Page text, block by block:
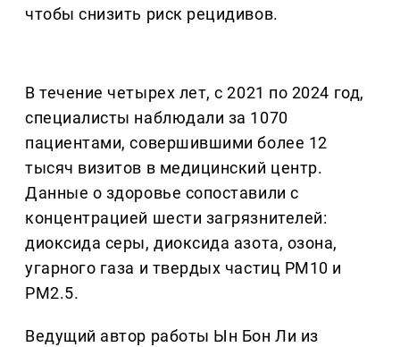
чтобы снизить риск рецидивов.
В течение четырех лет, с 2021 по 2024 год,
специалисты наблюдали за 1070
пациентами, совершившими более 12
тысяч визитов в медицинский центр.
Данные о здоровье сопоставили с
концентрацией шести загрязнителей:
диоксида серы, диоксида азота, озона,
угарного газа и твердых частиц PM10 и
PM2.5.
Ведущий автор работы Ын Бон Ли из